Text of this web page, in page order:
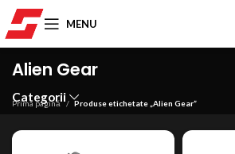
MENU
Alien Gear
Categorii
Prima pagină Produse etichetate „Alien Gear”